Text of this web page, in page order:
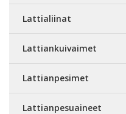
Lattialiinat
Lattiankuivaimet
Lattianpesimet
Lattianpesuaineet